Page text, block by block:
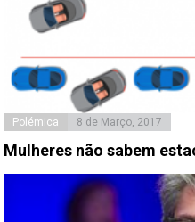
Polémica 8 de Março, 2017
Mulheres não sabem